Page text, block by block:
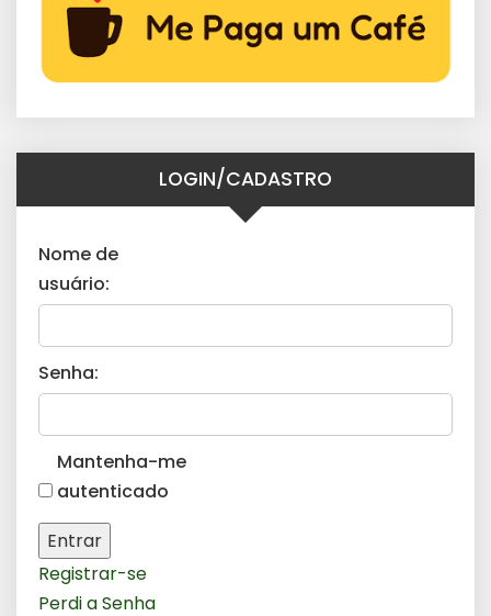
LOGIN/CADASTRO
Nome de
usuário:
Senha:
Mantenha-me
autenticado
Entrar
Registrar-se
Perdi a Senha